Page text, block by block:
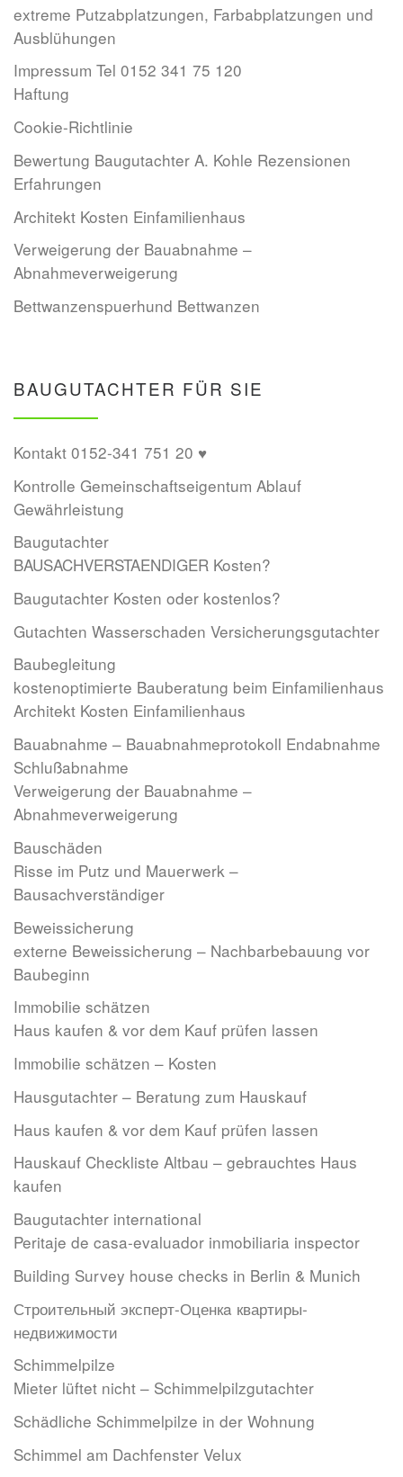
extreme Putzabplatzungen, Farbabplatzungen und
Ausblühungen
Impressum Tel 0152 341 75 120
Haftung
Cookie-Richtlinie
Bewertung Baugutachter A. Kohle Rezensionen
Erfahrungen
Architekt Kosten Einfamilienhaus
Verweigerung der Bauabnahme –
Abnahmeverweigerung
Bettwanzenspuerhund Bettwanzen
BAUGUTACHTER FÜR SIE
Kontakt 0152-341 751 20 ♥
Kontrolle Gemeinschaftseigentum Ablauf
Gewährleistung
Baugutachter
BAUSACHVERSTAENDIGER Kosten?
Baugutachter Kosten oder kostenlos?
Gutachten Wasserschaden Versicherungsgutachter
Baubegleitung
kostenoptimierte Bauberatung beim Einfamilienhaus
Architekt Kosten Einfamilienhaus
Bauabnahme – Bauabnahmeprotokoll Endabnahme
Schlußabnahme
Verweigerung der Bauabnahme –
Abnahmeverweigerung
Bauschäden
Risse im Putz und Mauerwerk –
Bausachverständiger
Beweissicherung
externe Beweissicherung – Nachbarbebauung vor
Baubeginn
Immobilie schätzen
Haus kaufen & vor dem Kauf prüfen lassen
Immobilie schätzen – Kosten
Hausgutachter – Beratung zum Hauskauf
Haus kaufen & vor dem Kauf prüfen lassen
Hauskauf Checkliste Altbau – gebrauchtes Haus
kaufen
Baugutachter international
Peritaje de casa-evaluador inmobiliaria inspector
Building Survey house checks in Berlin & Munich
Строительный эксперт-Оценкa квартиры-
недвижимости
Schimmelpilze
Mieter lüftet nicht – Schimmelpilzgutachter
Schädliche Schimmelpilze in der Wohnung
Schimmel am Dachfenster Velux